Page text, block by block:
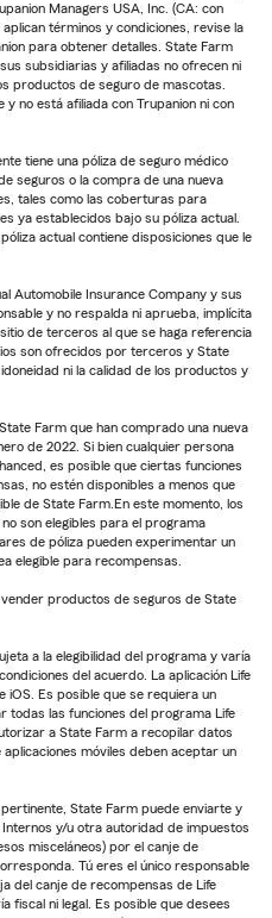
Managers USA, Inc. (CA: con
aplican términos y condiciones, revise la
para obtener detalles. State Farm
subsidiarias y afiliadas no ofrecen ni
productos de seguro de mascotas.
no está afiliada con Trupanion ni con
tiene una póliza de seguro médico
seguros o la compra de una nueva
tales como las coberturas para
ya establecidos bajo su póliza actual.
actual contiene disposiciones que le
Automobile Insurance Company y sus
y no respalda ni aprueba, implícita
de terceros al que se haga referencia
son ofrecidos por terceros y State
ni la calidad de los productos y
Farm que han comprado una nueva
de 2022. Si bien cualquier persona
es posible que ciertas funciones
no estén disponibles a menos que
de State Farm.En este momento, los
son elegibles para el programa
de póliza pueden experimentar un
elegible para recompensas.
productos de seguros de State
a la elegibilidad del programa y varía
del acuerdo. La aplicación Life
iOS. Es posible que se requiera un
todas las funciones del programa Life
a State Farm a recopilar datos
móviles deben aceptar un
State Farm puede enviarte y
y/u otra autoridad de impuestos
misceláneos) por el canje de
Tú eres el único responsable
del canje de recompensas de Life
fiscal ni legal. Es posible que desees